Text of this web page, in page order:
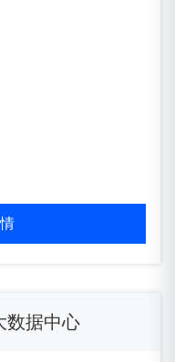
数据中心